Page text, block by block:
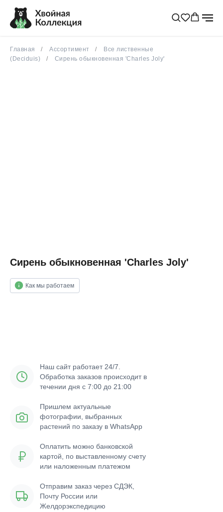
Главная Ассортимент
Все лиственные
(Deciduis)
Сирень обыкновенная 'Charles Joly'
Сирень обыкновенная 'Charles Joly'
Как мы работаем
Наш сайт работает 24/7.
Обработка заказов происходит в
течении дня с 7:00 до 21:00
Пришлем актуальные
фотографии, выбранных
растений по заказу в WhatsApp
Отправим заказ через СДЭК,
Почту России или
Желдорэкспедицию
Оплатить можно банковской
картой, по выставленному счету
или наложенным платежом